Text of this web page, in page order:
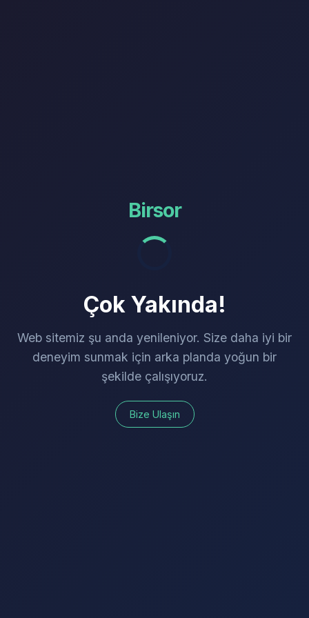
Birsor
Çok Yakında!
Web sitemiz şu anda yenileniyor. Size daha iyi bir
deneyim sunmak için arka planda yoğun bir
şekilde çalışıyoruz.
Bize Ulaşın